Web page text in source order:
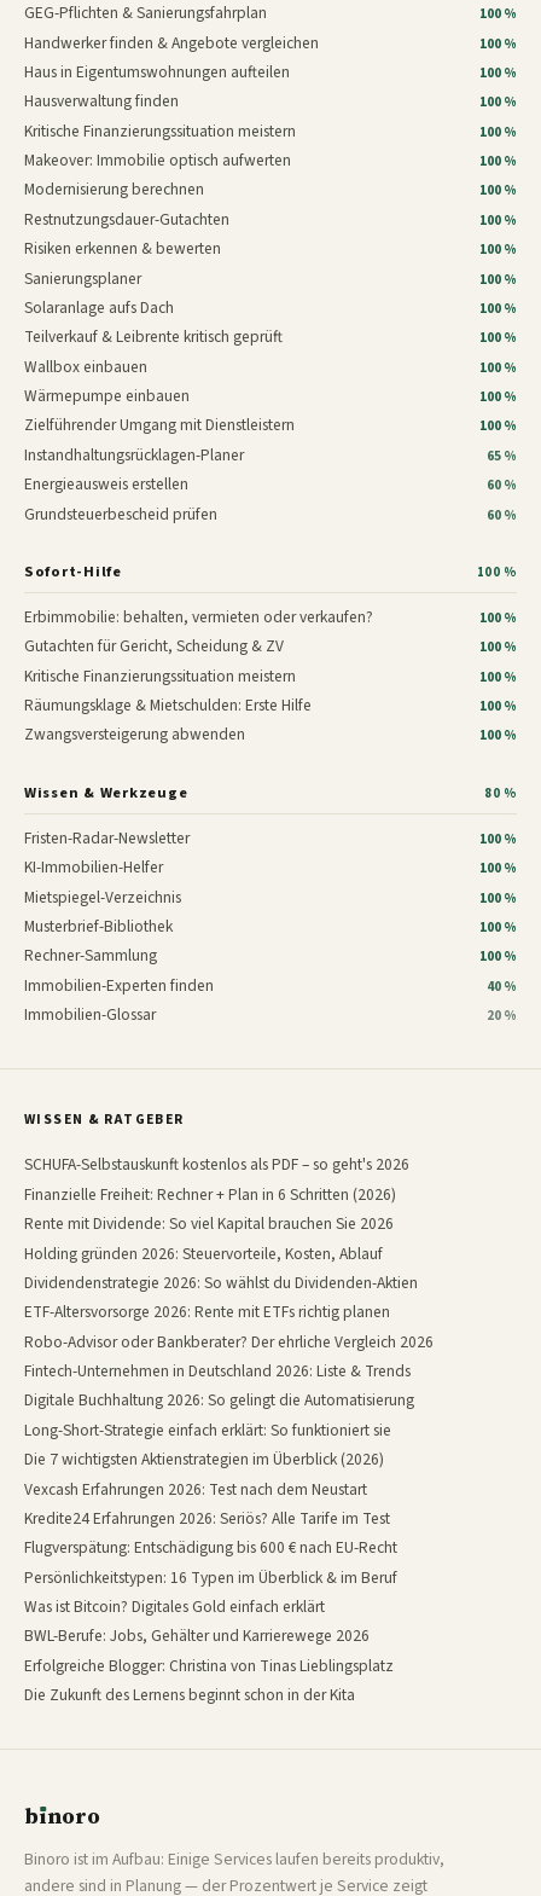
GEG-Pflichten & Sanierungsfahrplan 100 %
Handwerker finden & Angebote vergleichen 100 %
Haus in Eigentumswohnungen aufteilen 100 %
Hausverwaltung finden 100 %
Kritische Finanzierungssituation meistern 100 %
Makeover: Immobilie optisch aufwerten 100 %
Modernisierung berechnen 100 %
Restnutzungsdauer-Gutachten 100 %
Risiken erkennen & bewerten 100 %
Sanierungsplaner 100 %
Solaranlage aufs Dach 100 %
Teilverkauf & Leibrente kritisch geprüft 100 %
Wallbox einbauen 100 %
Wärmepumpe einbauen 100 %
Zielführender Umgang mit Dienstleistern 100 %
Instandhaltungsrücklagen-Planer 65 %
Energieausweis erstellen 60 %
Grundsteuerbescheid prüfen 60 %
Sofort-Hilfe 100 %
Erbimmobilie: behalten, vermieten oder verkaufen? 100 %
Gutachten für Gericht, Scheidung & ZV 100 %
Kritische Finanzierungssituation meistern 100 %
Räumungsklage & Mietschulden: Erste Hilfe 100 %
Zwangsversteigerung abwenden 100 %
Wissen & Werkzeuge 80 %
Fristen-Radar-Newsletter 100 %
KI-Immobilien-Helfer 100 %
Mietspiegel-Verzeichnis 100 %
Musterbrief-Bibliothek 100 %
Rechner-Sammlung 100 %
Immobilien-Experten finden 40 %
Immobilien-Glossar 20 %
WISSEN & RATGEBER
SCHUFA-Selbstauskunft kostenlos als PDF – so geht's 2026
Finanzielle Freiheit: Rechner + Plan in 6 Schritten (2026)
Rente mit Dividende: So viel Kapital brauchen Sie 2026
Holding gründen 2026: Steuervorteile, Kosten, Ablauf
Dividendenstrategie 2026: So wählst du Dividenden-Aktien
ETF-Altersvorsorge 2026: Rente mit ETFs richtig planen
Robo-Advisor oder Bankberater? Der ehrliche Vergleich 2026
Fintech-Unternehmen in Deutschland 2026: Liste & Trends
Digitale Buchhaltung 2026: So gelingt die Automatisierung
Long-Short-Strategie einfach erklärt: So funktioniert sie
Die 7 wichtigsten Aktienstrategien im Überblick (2026)
Vexcash Erfahrungen 2026: Test nach dem Neustart
Kredite24 Erfahrungen 2026: Seriös? Alle Tarife im Test
Flugverspätung: Entschädigung bis 600 € nach EU-Recht
Persönlichkeitstypen: 16 Typen im Überblick & im Beruf
Was ist Bitcoin? Digitales Gold einfach erklärt
BWL-Berufe: Jobs, Gehälter und Karrierewege 2026
Erfolgreiche Blogger: Christina von Tinas Lieblingsplatz
Die Zukunft des Lernens beginnt schon in der Kita
bınoro
Binoro ist im Aufbau: Einige Services laufen bereits produktiv,
andere sind in Planung — der Prozentwert je Service zeigt